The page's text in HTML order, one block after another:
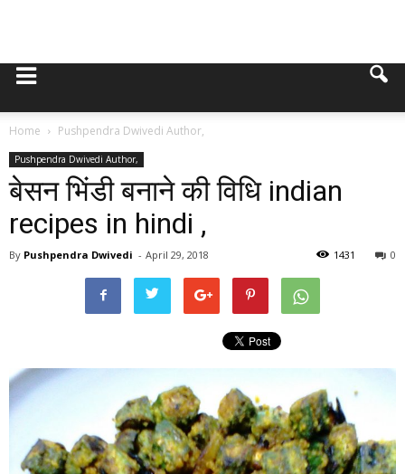
Home Pushpendra Dwivedi Author,
Pushpendra Dwivedi Author,
बेसन भिंडी बनाने की विधि indian
recipes in hindi ,
By Pushpendra Dwivedi - April 29, 2018 0
1431